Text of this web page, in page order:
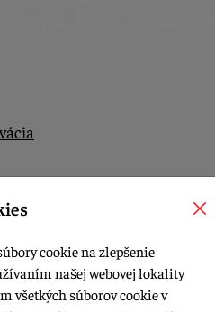
cookie na zlepšenie
našej webovej lokality
všetkých súborov cookie v